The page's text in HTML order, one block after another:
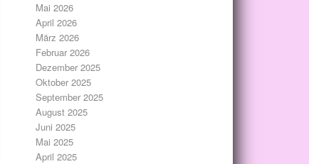
Mai 2026
April 2026
März 2026
Februar 2026
Dezember 2025
Oktober 2025
September 2025
August 2025
Juni 2025
Mai 2025
April 2025